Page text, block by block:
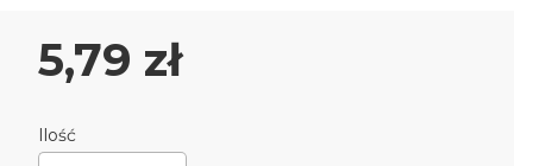
Cena
5,79 zł
Ilość